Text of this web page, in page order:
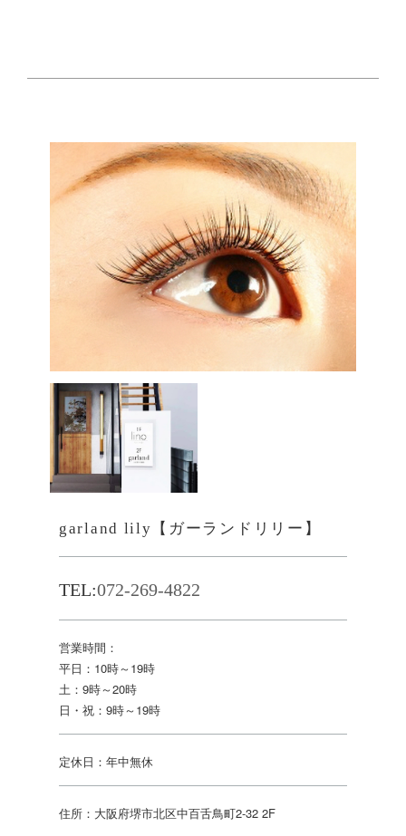
garland lily【ガーランドリリー】
TEL:072-269-4822
営業時間：
平日：10時～19時
土：9時～20時
日・祝：9時～19時
定休日：年中無休
住所：大阪府堺市北区中百舌鳥町2-32 2F